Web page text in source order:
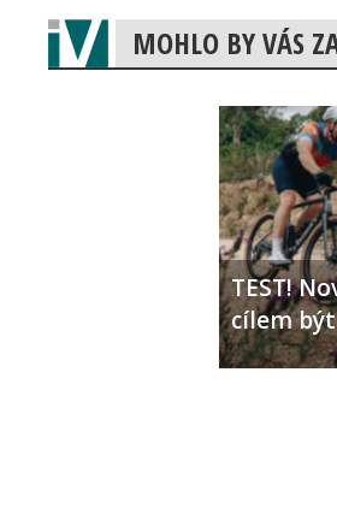
MOHLO BY VÁS
TEST!
cílem